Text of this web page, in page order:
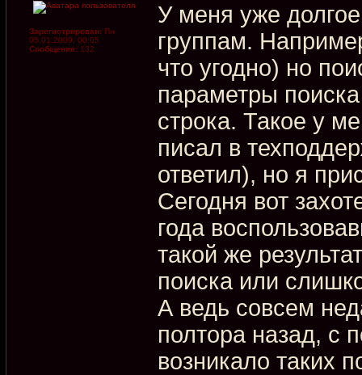
Зарегистрирован: Пн
05.01.2009, 00:05
Сообщения: 132
У меня уже
группам.
что угодно) но
параметры
строка. Такое у
писал в
ответил), но я
Сегодня вот
года
такой же
поиска или
А ведь совсем
полтора назад, с
возникало таких